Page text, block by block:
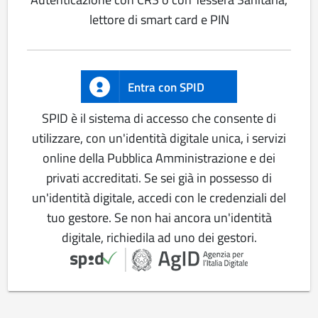
lettore di smart card e PIN
Entra con SPID
SPID è il sistema di accesso che consente di
utilizzare, con un'identità digitale unica, i servizi
online della Pubblica Amministrazione e dei
privati accreditati. Se sei già in possesso di
un'identità digitale, accedi con le credenziali del
tuo gestore. Se non hai ancora un'identità
digitale, richiedila ad uno dei gestori.